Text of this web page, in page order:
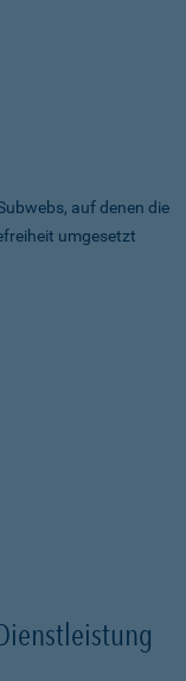
auf denen die
umgesetzt